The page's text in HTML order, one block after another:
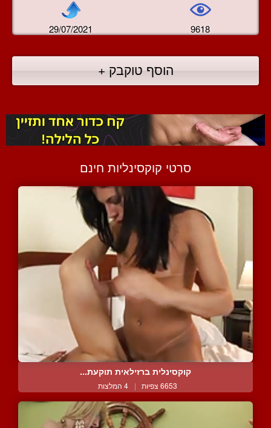
29/07/2021 9618
הוסף טוקבק +
סרטי קוקסינליות חינם
קוקסינלית ברזילאית תוקעת...
6653 צפיות | 4 המלצות